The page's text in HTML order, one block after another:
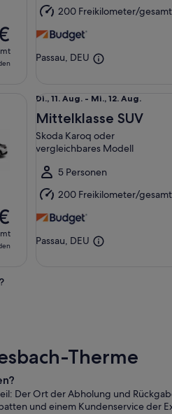
Aug. 200 Freikilometer/gesamt
Passau, DEU
Di.,
11.
Aug.
bis
Mi.,
12.
Aug.
Di., 11. Aug. - Mi., 12. Aug.
Mittelklasse SUV
Skoda Karoq oder
vergleichbares Modell
5 Personen
200 Freikilometer/gesamt
Passau, DEU
Therme
Der Ort der Abholung und
und einem Kundenservice der